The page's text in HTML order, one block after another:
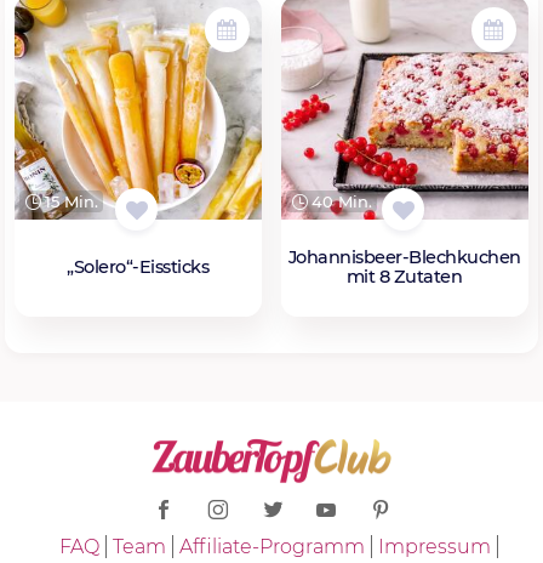
15 Min.
„Solero“-Eissticks
40 Min.
Johannisbeer-Blechkuchen
mit 8 Zutaten
FAQ Team Affiliate-Programm Impressum